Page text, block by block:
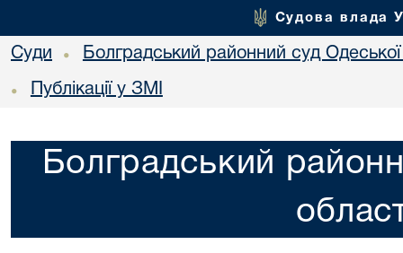
Судова влада
Суди • Болградський районний суд Одеської
• Публікації у ЗМІ
Болградський